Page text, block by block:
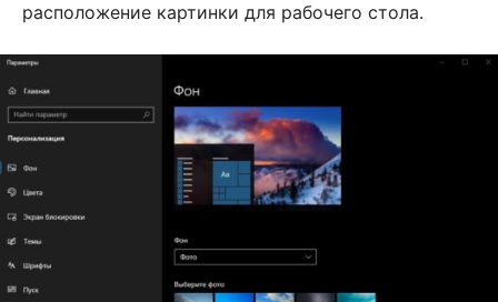
расположение картинки для рабочего стола.